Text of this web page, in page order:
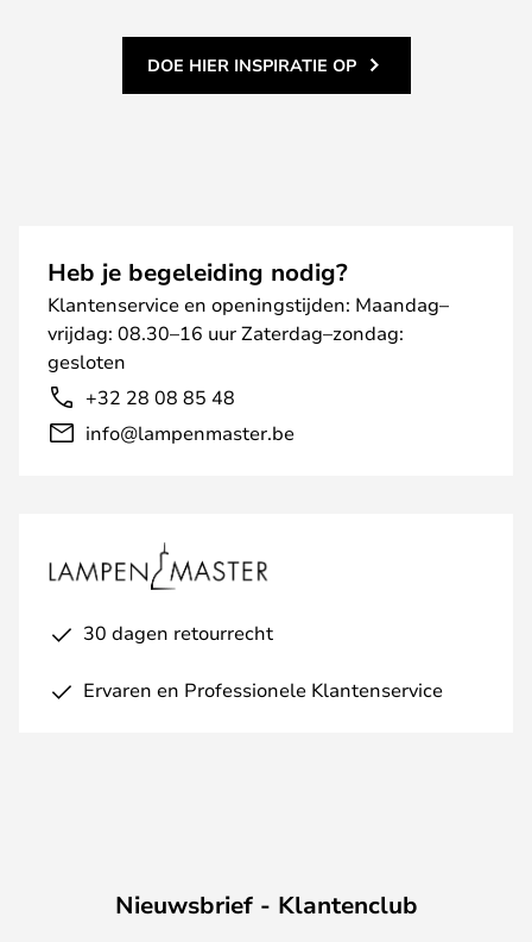
DOE HIER INSPIRATIE OP
Heb je begeleiding nodig?
Klantenservice en openingstijden: Maandag–
vrijdag: 08.30–16 uur Zaterdag–zondag:
gesloten
+32 28 08 85 48
info@lampenmaster.be
30 dagen retourrecht
Ervaren en Professionele Klantenservice
Nieuwsbrief - Klantenclub